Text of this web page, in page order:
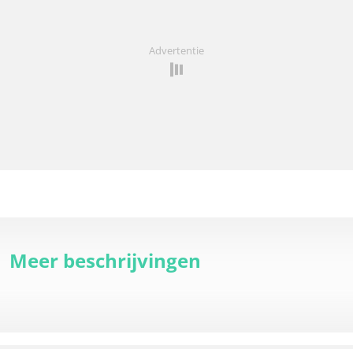
Advertentie
Meer beschrijvingen